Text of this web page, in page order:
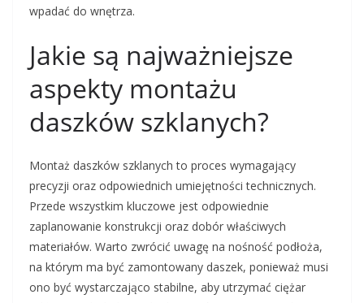
wpadać do wnętrza.
Jakie są najważniejsze
aspekty montażu
daszków szklanych?
Montaż daszków szklanych to proces wymagający
precyzji oraz odpowiednich umiejętności technicznych.
Przede wszystkim kluczowe jest odpowiednie
zaplanowanie konstrukcji oraz dobór właściwych
materiałów. Warto zwrócić uwagę na nośność podłoża,
na którym ma być zamontowany daszek, ponieważ musi
ono być wystarczająco stabilne, aby utrzymać ciężar